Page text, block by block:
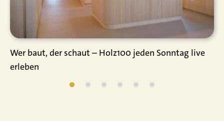
Wer baut, der schaut – Holz100 jeden Sonntag live
erleben